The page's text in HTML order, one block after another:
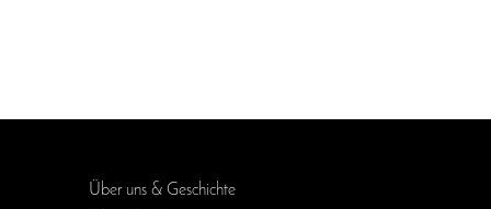
Über uns & Geschichte